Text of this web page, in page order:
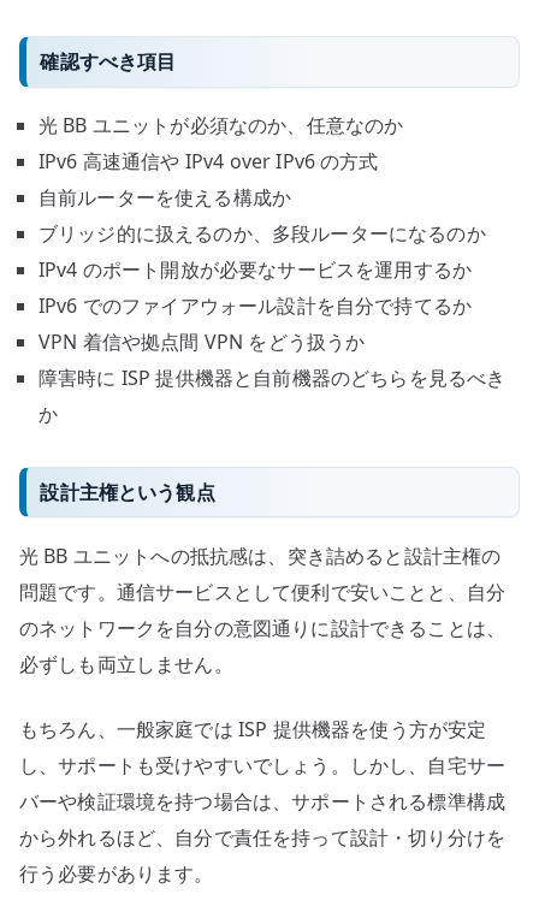
確認すべき項目
光 BB ユニットが必須なのか、任意なのか
IPv6 高速通信や IPv4 over IPv6 の方式
自前ルーターを使える構成か
ブリッジ的に扱えるのか、多段ルーターになるのか
IPv4 のポート開放が必要なサービスを運用するか
IPv6 でのファイアウォール設計を自分で持てるか
VPN 着信や拠点間 VPN をどう扱うか
障害時に ISP 提供機器と自前機器のどちらを見るべき
か
設計主権という観点
光 BB ユニットへの抵抗感は、突き詰めると設計主権の
問題です。通信サービスとして便利で安いことと、自分
のネットワークを自分の意図通りに設計できることは、
必ずしも両立しません。
もちろん、一般家庭では ISP 提供機器を使う方が安定
し、サポートも受けやすいでしょう。しかし、自宅サー
バーや検証環境を持つ場合は、サポートされる標準構成
から外れるほど、自分で責任を持って設計・切り分けを
行う必要があります。